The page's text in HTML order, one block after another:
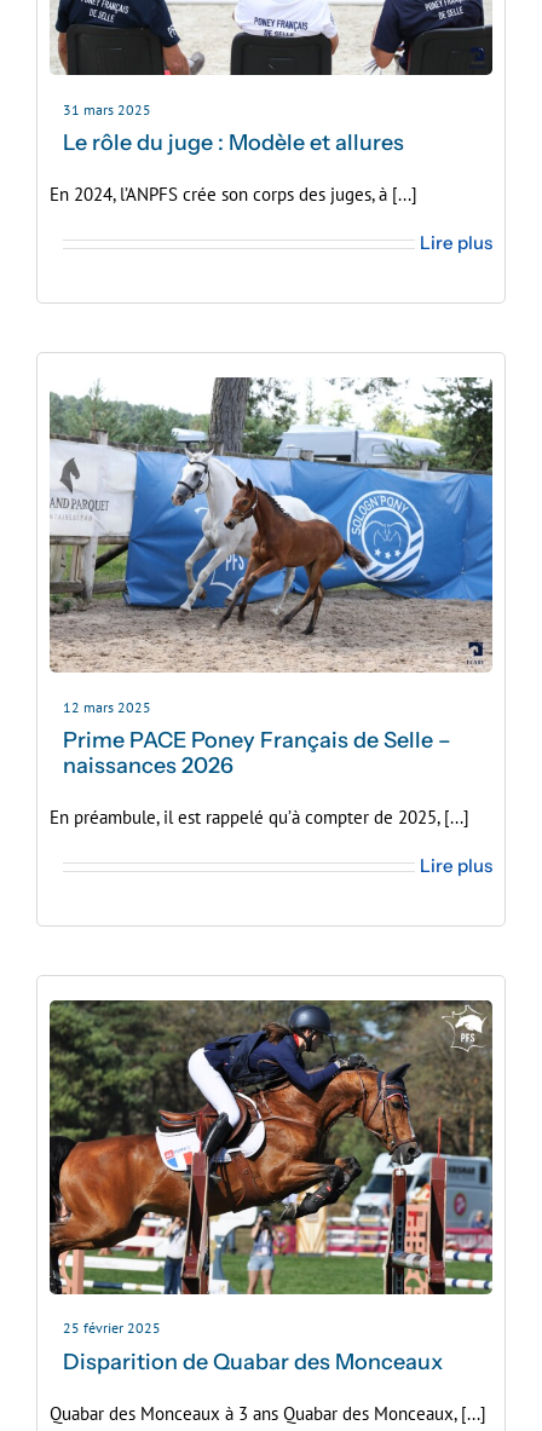
31 mars 2025
Le rôle du juge : Modèle et allures
En 2024, l’ANPFS crée son corps des juges, à [...]
Lire plus
12 mars 2025
Prime PACE Poney Français de Selle –
naissances 2026
En préambule, il est rappelé qu’à compter de 2025, [...]
Lire plus
25 février 2025
Disparition de Quabar des Monceaux
Quabar des Monceaux à 3 ans Quabar des Monceaux, [...]